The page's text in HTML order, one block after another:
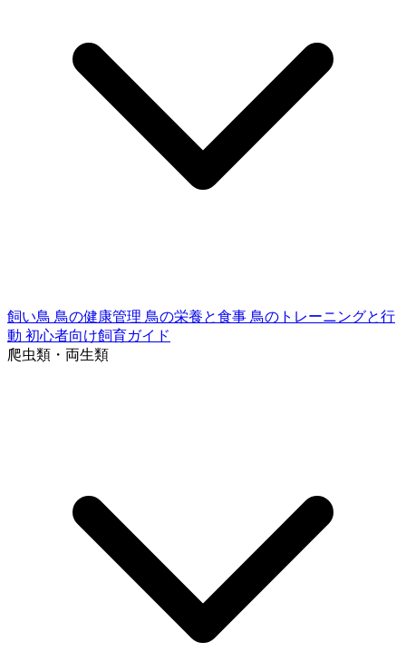
飼い鳥 鳥の健康管理 鳥の栄養と食事 鳥のトレーニングと行
動 初心者向け飼育ガイド
爬虫類・両生類